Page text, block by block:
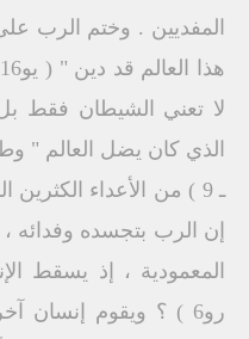
المفديين . وختم الرب
لا تعني الشيطان فقط
ـ 9 ) من الأعداء
إن الرب بتجسده وفدائه ،
المعمودية ، إذ يسقط
رو6 ) ؟ ويقوم